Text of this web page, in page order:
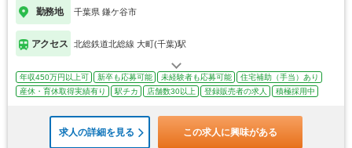
勤務地 千葉県 鎌ケ谷市
アクセス 北総鉄道北総線 大町(千葉)駅
年収450万円以上可 新卒も応募可能 未経験者も応募可能
住宅補助（手当）あり
産休・育休取得実績有り
駅チカ 店舗数30以上 登録販売者の求人 積極採用中
求人の詳細を見る この求人に興味がある